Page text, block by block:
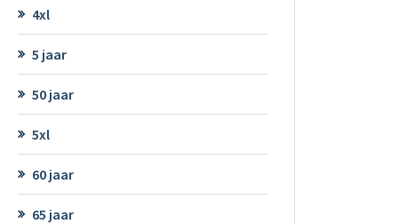
4xl
5 jaar
50 jaar
5xl
60 jaar
65 jaar